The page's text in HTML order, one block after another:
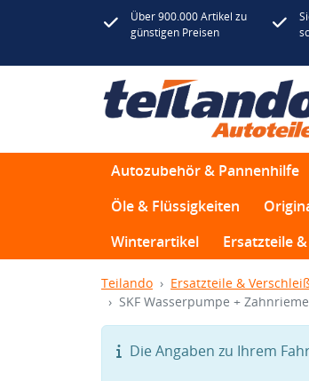
Über 900.000 Artikel zu
günstigen Preisen
Autozubehör & Pannenhilfe
Öle & Flüssigkeiten
Winterartikel
Ersatzteile
Teilando Ersatzteile &
SKF Wasserpumpe +
Die Angaben zu Ihrem